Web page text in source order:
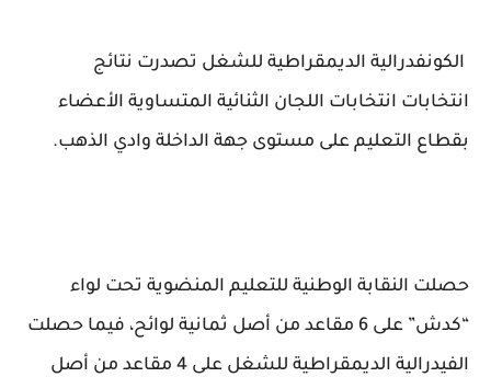
الكونفدرالية الديمقراطية للشغل تصدرت نتائج
انتخابات انتخابات اللجان الثنائية المتساوية الأعضاء
بقطاع التعليم على مستوى جهة الداخلة وادي الذهب.
حصلت النقابة الوطنية للتعليم المنضوية تحت لواء
“كدش” على 6 مقاعد من أصل ثمانية لوائح، فيما حصلت
الفيدرالية الديمقراطية للشغل على 4 مقاعد من أصل